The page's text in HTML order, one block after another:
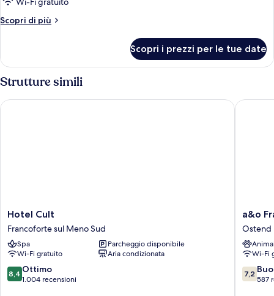
familiare
Scopri di più
Altri
familiare
Scopri i prezzi per le tue date
Strutture simili
Hotel
Cult
Francoforte
sul
Meno
Sud
Hotel Cult
Francoforte sul Meno Sud
Spa
Parcheggio disponibile
Wi-Fi gratuito
Aria condizionata
8.4
su
8,4 Ottimo
1.004 recensioni
Hotel Cult
a&o
Ostend
Ostend
a&o
Ostend
Wi-Fi
7.2
su
7,2
587
a&o